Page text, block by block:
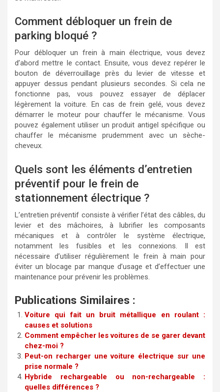
Comment débloquer un frein de
parking bloqué ?
Pour débloquer un frein à main électrique, vous devez
d’abord mettre le contact. Ensuite, vous devez repérer le
bouton de déverrouillage près du levier de vitesse et
appuyer dessus pendant plusieurs secondes. Si cela ne
fonctionne pas, vous pouvez essayer de déplacer
légèrement la voiture. En cas de frein gelé, vous devez
démarrer le moteur pour chauffer le mécanisme. Vous
pouvez également utiliser un produit antigel spécifique ou
chauffer le mécanisme prudemment avec un sèche-
cheveux.
Quels sont les éléments d’entretien
préventif pour le frein de
stationnement électrique ?
L’entretien préventif consiste à vérifier l’état des câbles, du
levier et des mâchoires, à lubrifier les composants
mécaniques et à contrôler le système électrique,
notamment les fusibles et les connexions. Il est
nécessaire d’utiliser régulièrement le frein à main pour
éviter un blocage par manque d’usage et d’effectuer une
maintenance pour prévenir les problèmes.
Publications Similaires :
Voiture qui fait un bruit métallique en roulant :
causes et solutions
Comment empêcher les voitures de se garer devant
chez-moi ?
Peut-on recharger une voiture électrique sur une
prise normale ?
Hybride rechargeable ou non-rechargeable :
quelles différences ?